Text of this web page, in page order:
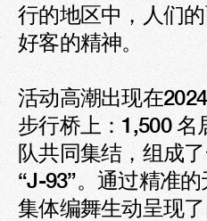
行的地区中，人们
好客的精神。
活动高潮出现在
步行桥上：1,500 名
队共同集结，组成
“J-93”。通过精准
集体编舞生动呈现